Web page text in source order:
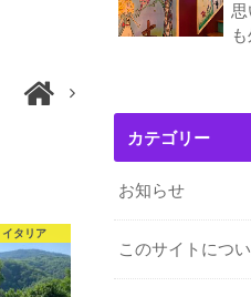
イタリア
カテゴリー
お知らせ
このサイトにつ